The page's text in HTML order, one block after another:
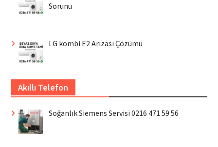
Sorunu
LG kombi E2 Arızası Çözümü
Akıllı Telefon
Soğanlık Siemens Servisi 0216 471 59 56